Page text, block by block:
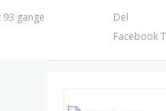
gange
Del
Facebook